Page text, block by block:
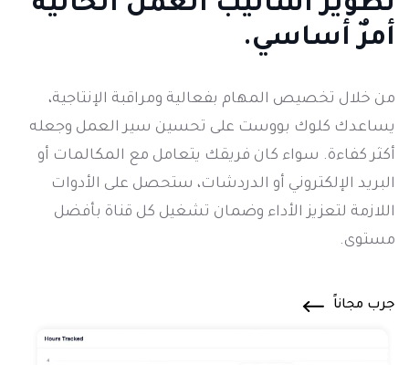
تطويرأساليب العمل الحالية
أمرٌ أساسي.
من خلال تخصيص المهام بفعالية ومراقبة الإنتاجية،
يساعدك كلوك بووست على تحسين سير العمل وجعله
أكثر كفاءة. سواء كان فريقك يتعامل مع المكالمات أو
البريد الإلكتروني أو الدردشات، ستحصل على الأدوات
اللازمة لتعزيز الأداء وضمان تشغيل كل قناة بأفضل
مستوى.
جرب مجاناً